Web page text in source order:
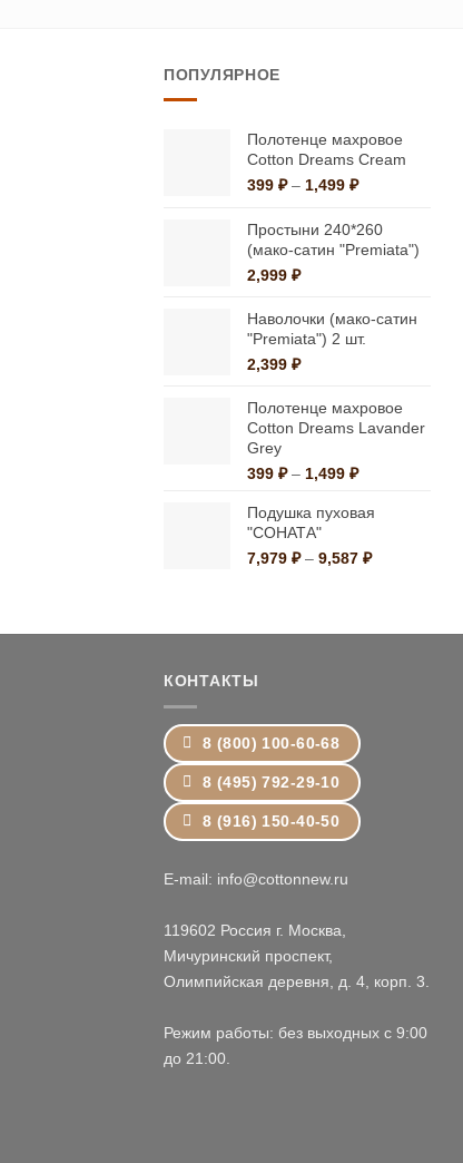
Опции
можно
выбрать
странице
товара.
ПОПУЛЯРНОЕ
Полотенце махровое
Cotton Dreams Cream
399 ₽ – 1,499 ₽Диапазон
399 ₽
–
Простыни 240*260
(мако-сатин "Premiata")
2,999 ₽
Наволочки (мако-сатин
"Premiata") 2 шт.
2,399 ₽
Полотенце махровое
Cotton Dreams Lavander
Grey
399 ₽ – 1,499 ₽Диапазон
399 ₽
1,499 ₽
Подушка пуховая
"СОНАТА"
7,979 ₽ – 9,587 ₽Диапазон
КОНТАКТЫ
8 (800) 100-60-68
8 (495) 792-29-10
8 (916) 150-40-50
E-mail: info@cottonnew.ru
119602 Россия г. Москва,
Мичуринский проспект,
Олимпийская деревня, д. 4, корп. 3.
Режим работы: без выходных с 9:00
до 21:00.